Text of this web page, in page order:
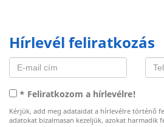
Hírlevél feliratkozás
* Feliratkozom a hírlevélre!
Kérjük, add meg adataidat a hírlevélre történő
adatokat bizalmasan kezeljük, azokat harmadik